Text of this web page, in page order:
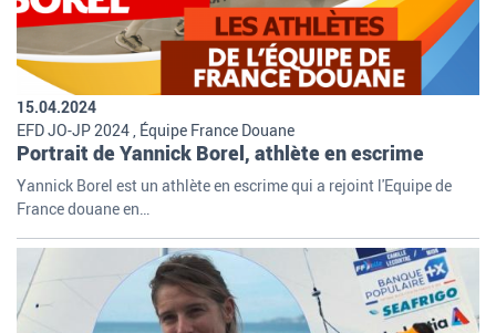
15.04.2024
EFD JO-JP 2024 , Équipe France Douane
Portrait de Yannick Borel, athlète en escrime
Yannick Borel est un athlète en escrime qui a rejoint l'Equipe de
France douane en…